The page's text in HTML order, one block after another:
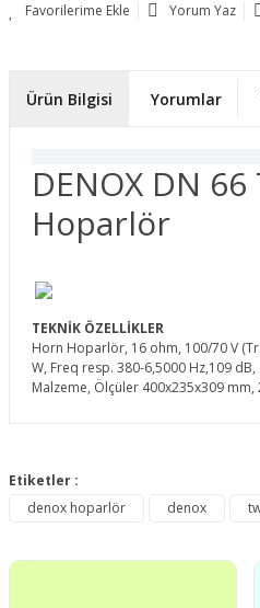
Yorum Yaz
Ürün Bilgisi Yorumlar
DENOX DN
Hoparlör
TEKNİK ÖZELLİKLER
Horn Hoparlör, 16 ohm, 100/70 V
W, Freq resp. 380-6,5000 Hz,109 dB,
Malzeme, Ölçüler 400x235x309 mm,
konularda yetersiz gördüğünüz
Görüş ve önerileriniz için
Ürün resmi kalitesiz, bozuk
Etiketler :
denox hoparlör
denox